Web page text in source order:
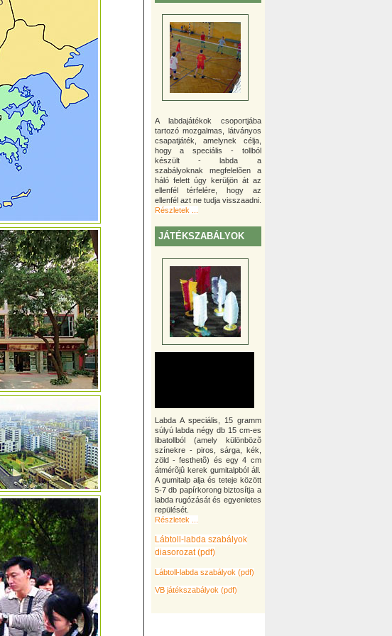
A labdajátékok csoportjába
tartozó mozgalmas, látványos
csapatjáték, amelynek célja,
hogy a speciális - tollból
készült - labda a
szabályoknak megfelelõen a
háló felett úgy kerüljön át az
ellenfél térfelére, hogy az
ellenfél azt ne tudja visszaadni.
Részletek ...
JÁTÉKSZABÁLYOK
Labda A speciális, 15 gramm
súlyú labda négy db 15 cm-es
libatollból (amely különbözõ
színekre - piros, sárga, kék,
zöld - festhetõ) és egy 4 cm
átmérõjû kerek gumitalpból áll.
A gumitalp alja és teteje között
5-7 db papírkorong biztosítja a
labda rugózását és egyenletes
repülését.
Részletek ...
Lábtoll-labda szabályok
diasorozat (pdf)
Lábtoll-labda szabályok (pdf)
VB játékszabályok (pdf)